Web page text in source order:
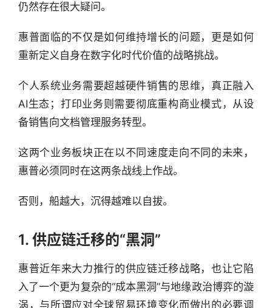
仍然存在很大疑问。
惠普面临的不仅是如何维持增长的问题，更是如何
重新定义自身在数字化时代价值的战略挑战。
个人系统业务需要超越硬件销售的思维，真正融入
AI生态；打印业务则需要彻底重构商业模式，从设
备销售向文档管理服务转型。
这两个业务板块正在以不同速度走向不同的未来，
惠普必须同时在这两条战线上作战。
否则，船越大，沉得越难以自拔。
1. 供应链迁移的“黑洞”
惠普近年来大力推行的供应链迁移战略，也让它陷
入了一个更为复杂的“成本黑洞”与地缘政治博弈的漩
涡，与所谓应对全球贸易环境变化而做出的必要调